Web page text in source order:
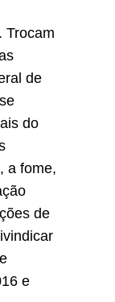
Trocam
de
do
a fome,
de
e